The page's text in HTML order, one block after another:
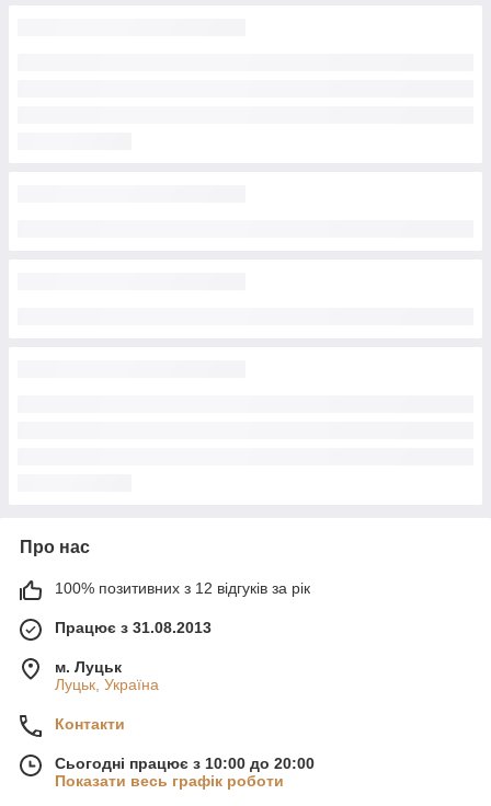
Про нас
100% позитивних з 12 відгуків за рік
Працює з 31.08.2013
м. Луцьк
Луцьк, Україна
Контакти
Сьогодні працює з 10:00 до 20:00
Показати весь графік роботи